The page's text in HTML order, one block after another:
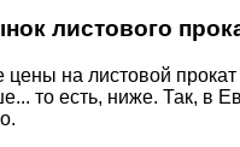
листового
цены на листовой
то есть, ниже. Так, в